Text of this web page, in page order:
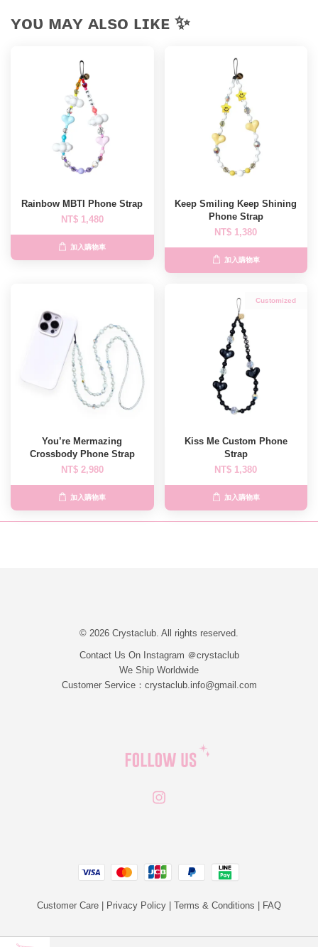
ʏᴏᴜ ᴍᴀʏ ᴀʟsᴏ ʟɪᴋᴇ ✨
Rainbow MBTI Phone Strap
NT$ 1,480
加入購物車
Keep Smiling Keep Shining
Phone Strap
NT$ 1,380
加入購物車
You’re Mermazing
Crossbody Phone Strap
NT$ 2,980
加入購物車
Customized
Kiss Me Custom Phone
Strap
NT$ 1,380
加入購物車
© 2026 Crystaclub. All rights reserved.
Contact Us On Instagram ＠crystaclub
We Ship Worldwide
Customer Service：crystaclub.info@gmail.com
Visa Master JCB Paypal
Customer Care | Privacy Policy | Terms & Conditions | FAQ